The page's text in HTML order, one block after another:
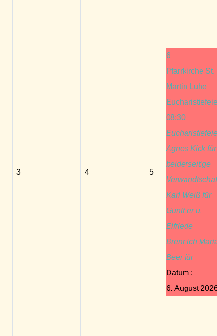
3 4 5
6
Pfarrkirche St.
Martin Luhe
08:30
Agnes Kick für
beiderseitige
Karl Weiß für
Gunther u.
Elfriede
Brennich
Beer für
Datum :
6. August